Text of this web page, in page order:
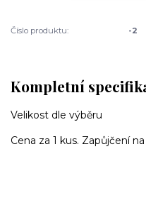
Číslo produktu: -2
Kompletní
Velikost dle výběru
Cena za 1 kus. Zapůjčení